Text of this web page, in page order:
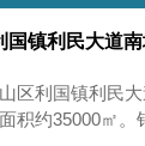
国镇利民大道
区利国镇利民
积约35000㎡